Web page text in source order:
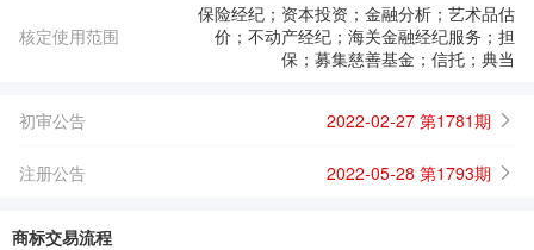
核定使用范围
保险经纪；资本投资；金融分析；艺术品估
价；不动产经纪；海关金融经纪服务；担
保；募集慈善基金；信托；典当
初审公告 2022-02-27 第1781期
注册公告 2022-05-28 第1793期
商标交易流程